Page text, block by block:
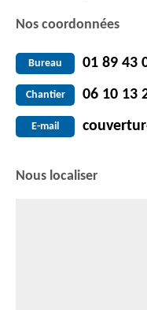
Nos coordonnées
Bureau 01 89 43
Chantier 06 10 13
E-mail
Nous localiser